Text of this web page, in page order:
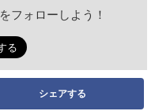
をフォローしよう！
シェアする